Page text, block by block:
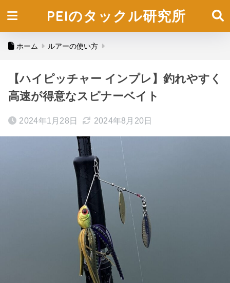
PEIのタックル研究所
ホーム ルアーの使い方
【ハイピッチャー インプレ】釣れやすく
高速が得意なスピナーベイト
2024年1月28日 2024年8月20日